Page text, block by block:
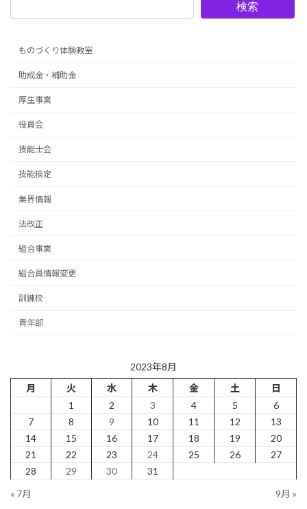
検索
ものづくり体験教室
助成金・補助金
厚生事業
役員会
技能士会
技能検定
業界情報
法改正
組合事業
組合員情報変更
訓練校
青年部
2023年8月
月
火 水 木 金 土
日
1
2 3 4 5
6
7
8 9 10 11 12
13
14
15 16 17 18 19
20
21
22 23 24 25 26
27
28
29 30
31
« 7月
9月 »